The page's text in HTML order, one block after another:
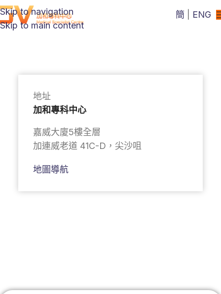
Skip to navigation
Skip to main content
簡 ENG
地址
加和專科中心
嘉威大廈5樓全層
加連威老道 41C-D，尖沙咀
地圖導航